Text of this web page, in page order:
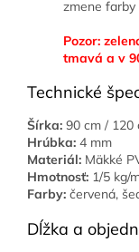
zmene farby
Pozor:
tmavá a v
Technické
Šírka: 90 cm / 120
Hrúbka: 4 mm
Materiál: Mäkké
Hmotnosť: 1/5 kg/
Farby: červená,
Dĺžka a